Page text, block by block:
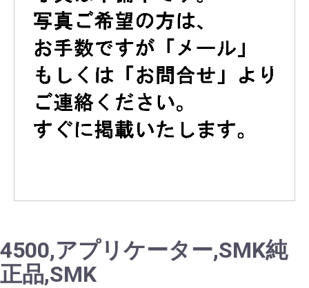
4500,アプリケーター,SMK純
正品,SMK